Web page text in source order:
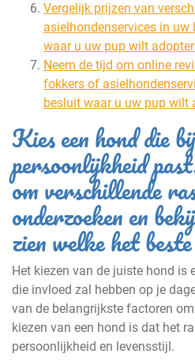
Vergelijk prijzen van
asielhondenservices in
waar u uw pup wilt
Neem de tijd om online
fokkers of
besluit waar u uw pup wilt
Kies een hond die
persoonlijkheid
om verschillende
onderzoeken en
zien welke het
Het kiezen van de juiste hond is
die invloed zal hebben op je
van de belangrijkste factoren
kiezen van een hond is dat het
persoonlijkheid en levensstijl.